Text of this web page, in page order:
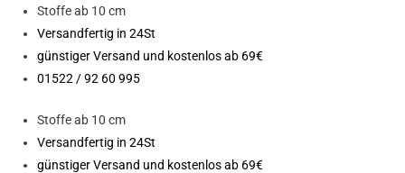
Zum
Inhalt
springen
Stoffe ab 10 cm
Versandfertig in 24St
günstiger Versand und kostenlos ab 69€
01522 / 92 60 995
Stoffe ab 10 cm
Versandfertig in 24St
günstiger Versand und kostenlos ab 69€